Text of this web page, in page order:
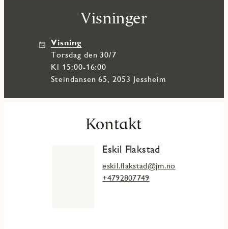
Visninger
Visning
torsdag den 30/7
Kl 15:00-16:00
Steindansen 65, 2053 Jessheim
Kontakt
Eskil Flakstad
eskil.flakstad@jm.no
+4792807749